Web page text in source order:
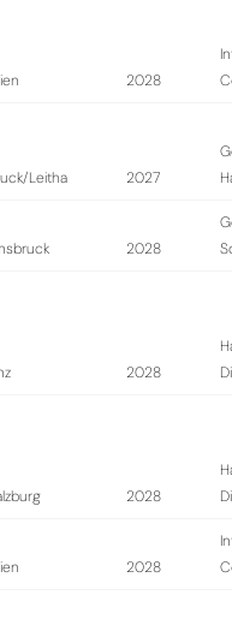
2028
Leitha 2027
2028
2028
2028
2028